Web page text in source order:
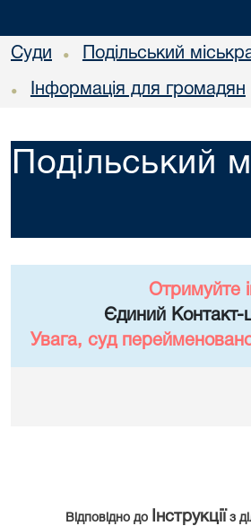
Суди • Подільський
• Інформація для громадян
Подільський
Отримуйте
Єдиний Контакт-
Увага, суд
Відповідно до Інструкції з